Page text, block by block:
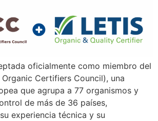
oficialmente como miembro del
Organic Certifiers Council), una
que agrupa a 77 organismos y
de más de 36 países,
experiencia técnica y su